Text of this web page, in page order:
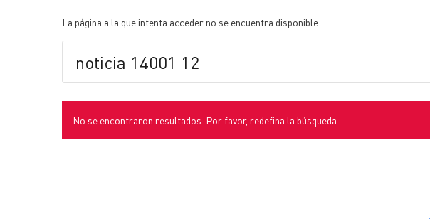
La página a la que intenta acceder no se encuentra disponible.
No se encontraron resultados. Por favor, redefina la búsqueda.